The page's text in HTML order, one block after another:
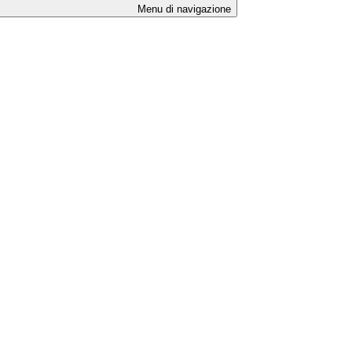
Menu di navigazione